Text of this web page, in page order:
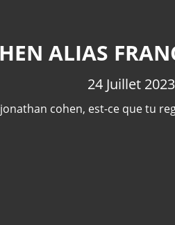
24 Juillet 2023
jonathan cohen, est-ce que tu